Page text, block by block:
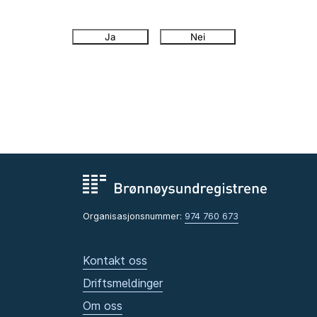
Ja Nei
Organisasjonsnummer: 974 760 673
Kontakt oss
Driftsmeldinger
Om oss